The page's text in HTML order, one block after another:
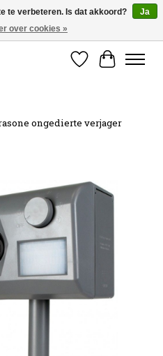
2007 ✓ Thuiswinkel Waarborg
Verlanglijst
ongedierte verjager
slideshow Items
te verbeteren. Is dat akkoord?
Ja
over cookies »